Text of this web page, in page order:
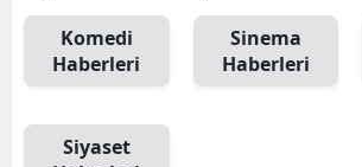
Komedi
Haberleri
Sinema
Haberleri
Siyaset